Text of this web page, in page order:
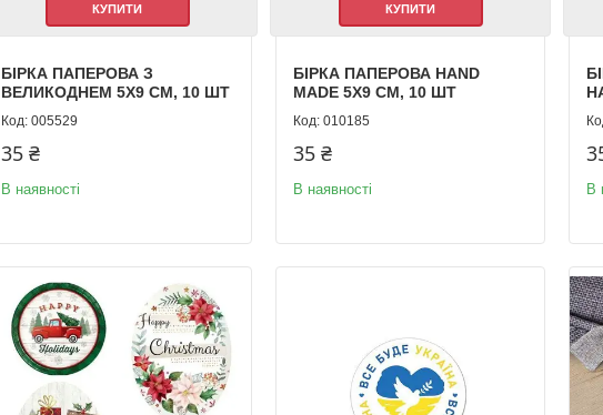
КУПИТИ
БІРКА ПАПЕРОВА З
ВЕЛИКОДНЕМ 5Х9 СМ, 10 ШТ
005529
35 ₴
В наявності
КУПИТИ
БІРКА ПАПЕРОВА HAND
MADE 5Х9 СМ, 10 ШТ
010185
35 ₴
В наявності В